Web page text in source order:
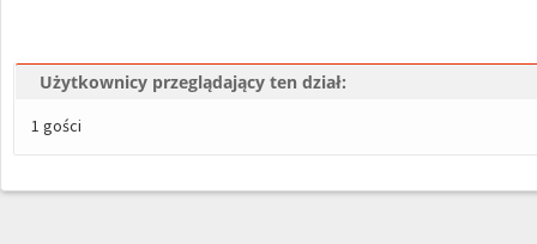
Użytkownicy przeglądający ten dział:
1 gości